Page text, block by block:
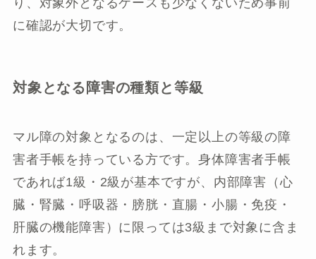
に確認が大切です。
対象となる障害の種類と等級
マル障の対象となるのは、一定以上の等級の障
害者手帳を持っている方です。身体障害者手帳
であれば1級・2級が基本ですが、内部障害（心
臓・腎臓・呼吸器・膀胱・直腸・小腸・免疫・
肝臓の機能障害）に限っては3級まで対象に含ま
れます。